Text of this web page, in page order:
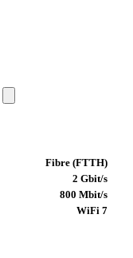
Fibre (FTTH)
2 Gbit/s
800 Mbit/s
WiFi 7